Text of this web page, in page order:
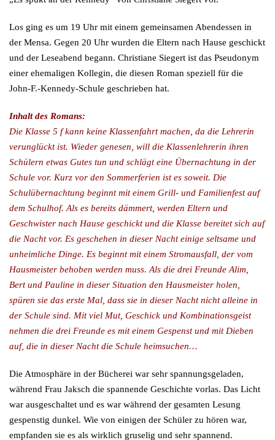
Los ging es um 19 Uhr mit einem gemeinsamen Abendessen in
der Mensa. Gegen 20 Uhr wurden die Eltern nach Hause geschickt
und der Leseabend begann. Christiane Siegert ist das Pseudonym
einer ehemaligen Kollegin, die diesen Roman speziell für die
John-F.-Kennedy-Schule geschrieben hat.
Inhalt des Romans:
Die Klasse 5 f kann keine Klassenfahrt machen, da die Lehrerin
verunglückt ist. Wieder genesen, will die Klassenlehrerin ihren
Schülern etwas Gutes tun und schlägt eine Übernachtung in der
Schule vor. Kurz vor den Sommerferien ist es soweit. Die
Schulübernachtung beginnt mit einem Grill- und Familienfest auf
dem Schulhof. Als es bereits dämmert, werden Eltern und
Geschwister nach Hause geschickt und die Klasse bereitet sich auf
die Nacht vor. Es geschehen in dieser Nacht einige seltsame und
unheimliche Dinge. Es beginnt mit einem Stromausfall, der vom
Hausmeister behoben werden muss. Als die drei Freunde Alim,
Bert und Pauline in dieser Situation den Hausmeister holen,
spüren sie das erste Mal, dass sie in dieser Nacht nicht alleine in
der Schule sind. Mit viel Mut, Geschick und Kombinationsgeist
nehmen die drei Freunde es mit einem Gespenst und mit Dieben
auf, die in dieser Nacht die Schule heimsuchen…
Die Atmosphäre in der Bücherei war sehr spannungsgeladen,
während Frau Jaksch die spannende Geschichte vorlas. Das Licht
war ausgeschaltet und es war während der gesamten Lesung
gespenstig dunkel. Wie von einigen der Schüler zu hören war,
empfanden sie es als wirklich gruselig und sehr spannend.